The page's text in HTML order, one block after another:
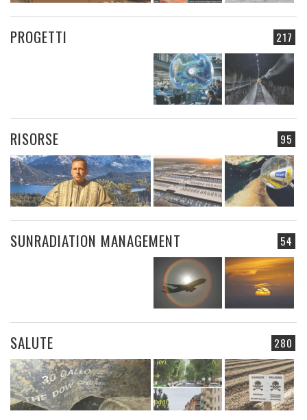
217
PROGETTI
95
RISORSE
54
SUNRADIATION MANAGEMENT
280
SALUTE